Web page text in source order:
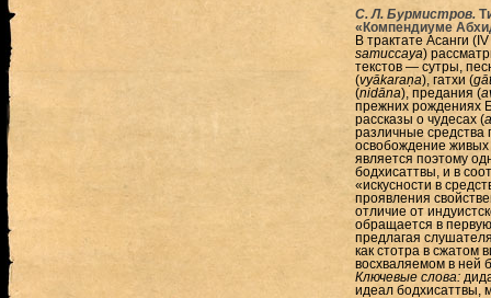
С. Л. Бурмистров.
«Компендиуме
В трактате Асанги
samuccaya)
текстов — сутры,
(vyākaraṇa), гатхи (
(nidāna), предания (
прежних рождениях
рассказы о чудесах (
различные средства
освобождение
является поэтому
бодхисаттвы, и в
«искусности в
проявления
отличие от
обращается в
предлагая
как стотра в сжатом
восхваляемом в ней
Ключевые слова:
идеал бодхисаттвы,